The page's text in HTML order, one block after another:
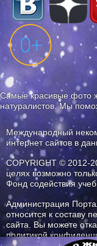
Самые красивые фото
натуралистов. Мы
Международный
интернет сайтов в
COPYRIGHT © 2012-
целях возможно
Фонд содействия
Администрация
относится к составу
сайта. Вы можете
политикой